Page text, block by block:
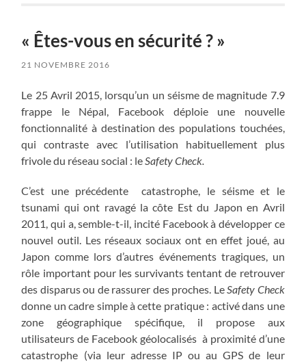
« Êtes-vous en sécurité ? »
21 NOVEMBRE 2016
Le 25 Avril 2015, lorsqu’un un séisme de magnitude 7.9
frappe le Népal, Facebook déploie une nouvelle
fonctionnalité à destination des populations touchées,
qui contraste avec l’utilisation habituellement plus
frivole du réseau social : le Safety Check.
C’est une précédente catastrophe, le séisme et le
tsunami qui ont ravagé la côte Est du Japon en Avril
2011, qui a, semble-t-il, incité Facebook à développer ce
nouvel outil. Les réseaux sociaux ont en effet joué, au
Japon comme lors d’autres événements tragiques, un
rôle important pour les survivants tentant de retrouver
des disparus ou de rassurer des proches. Le Safety Check
donne un cadre simple à cette pratique : activé dans une
zone géographique spécifique, il propose aux
utilisateurs de Facebook géolocalisés à proximité d’une
catastrophe (via leur adresse IP ou au GPS de leur